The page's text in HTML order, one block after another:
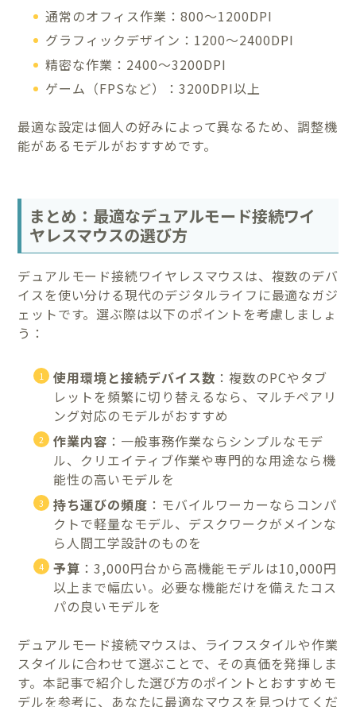
通常のオフィス作業：800〜1200DPI
グラフィックデザイン：1200〜2400DPI
精密な作業：2400〜3200DPI
ゲーム（FPSなど）：3200DPI以上
最適な設定は個人の好みによって異なるため、調整機
能があるモデルがおすすめです。
まとめ：最適なデュアルモード接続ワイ
ヤレスマウスの選び方
デュアルモード接続ワイヤレスマウスは、複数のデバ
イスを使い分ける現代のデジタルライフに最適なガジ
ェットです。選ぶ際は以下のポイントを考慮しましょ
う：
使用環境と接続デバイス数 ：複数のPCやタブ
レットを頻繁に切り替えるなら、マルチペアリ
ング対応のモデルがおすすめ
作業内容 ：一般事務作業ならシンプルなモデ
ル、クリエイティブ作業や専門的な用途なら機
能性の高いモデルを
持ち運びの頻度 ：モバイルワーカーならコンパ
クトで軽量なモデル、デスクワークがメインな
ら人間工学設計のものを
予算 ：3,000円台から高機能モデルは10,000円
以上まで幅広い。必要な機能だけを備えたコス
パの良いモデルを
デュアルモード接続マウスは、ライフスタイルや作業
スタイルに合わせて選ぶことで、その真価を発揮しま
す。本記事で紹介した選び方のポイントとおすすめモ
デルを参考に、あなたに最適なマウスを見つけてくだ